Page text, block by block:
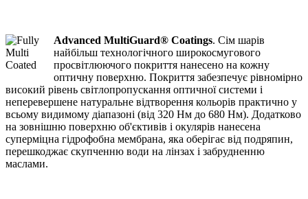
Advanced MultiGuard® Coatings. Сім шарів
найбільш технологічного широкосмугового
просвітлюючого покриття нанесено на кожну
оптичну поверхню. Покриття забезпечує рівномірно
високий рівень світлопропускання оптичної системи і
неперевершене натуральне відтворення кольорів практично у
всьому видимому діапазоні (від 320 Нм до 680 Нм). Додатково
на зовнішню поверхню об'єктивів і окулярів нанесена
суперміцна гідрофобна мембрана, яка оберігає від подряпин,
перешкоджає скупченню води на лінзах і забрудненню
маслами.